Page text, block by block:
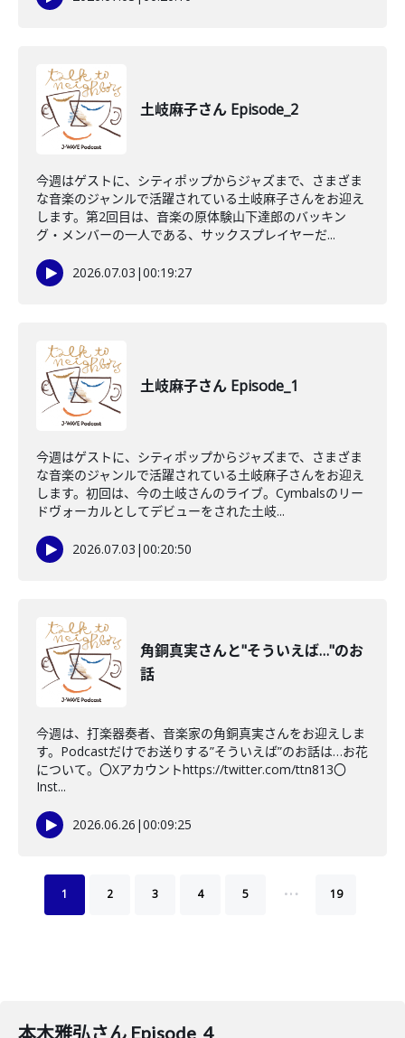
土岐麻子さん Episode_2
今週はゲストに、シティポップからジャズまで、さまざま
な音楽のジャンルで活躍されている土岐麻子さんをお迎え
します。第2回目は、音楽の原体験山下達郎のバッキン
グ・メンバーの一人である、サックスプレイヤーだ...
2026.07.03 |00:19:27
土岐麻子さん Episode_1
今週はゲストに、シティポップからジャズまで、さまざま
な音楽のジャンルで活躍されている土岐麻子さんをお迎え
します。初回は、今の土岐さんのライブ。Cymbalsのリー
ドヴォーカルとしてデビューをされた土岐...
2026.07.03 |00:20:50
角銅真実さんと"そういえば…"のお
話
今週は、打楽器奏者、音楽家の角銅真実さんをお迎えしま
す。Podcastだけでお送りする”そういえば”のお話は…お花
について。〇Xアカウントhttps://twitter.com/ttn813〇
Inst...
2026.06.26 |00:09:25
1 2 3 4 5 … 19
本木雅弘さん Episode_4